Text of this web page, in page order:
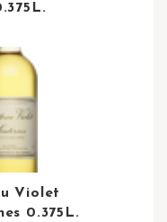
Violet
0.375L.